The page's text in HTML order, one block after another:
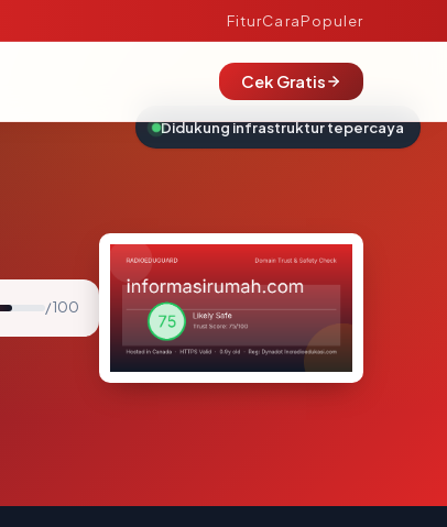
FiturCaraPopuler
Cek Gratis
/ 100
Didukung infrastruktur tepercaya